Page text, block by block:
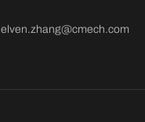
elven.zhang@cmech.com